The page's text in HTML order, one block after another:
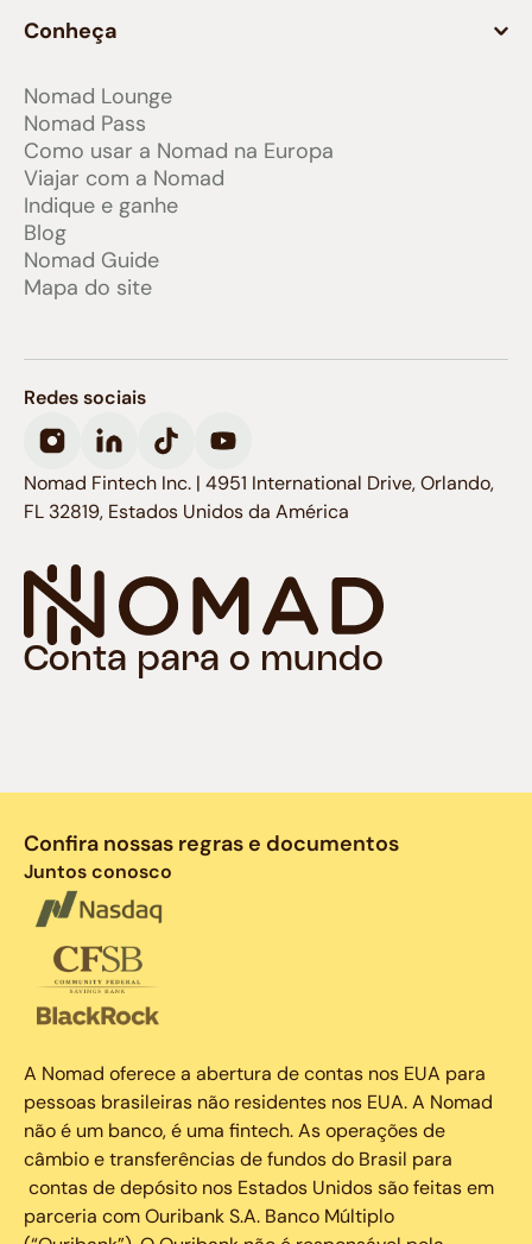
Conheça
Nomad Lounge
Nomad Pass
Como usar a Nomad na Europa
Viajar com a Nomad
Indique e ganhe
Blog
Nomad Guide
Mapa do site
Conta para o mundo
Redes sociais
Nomad Fintech Inc. | 4951 International Drive, Orlando,
FL 32819, Estados Unidos da América
Confira nossas regras e documentos
Juntos conosco
A Nomad oferece a abertura de contas nos EUA para
pessoas brasileiras não residentes nos EUA. A Nomad
não é um banco, é uma fintech. As operações de
câmbio e transferências de fundos do Brasil para
contas de depósito nos Estados Unidos são feitas em
parceria com Ouribank S.A. Banco Múltiplo